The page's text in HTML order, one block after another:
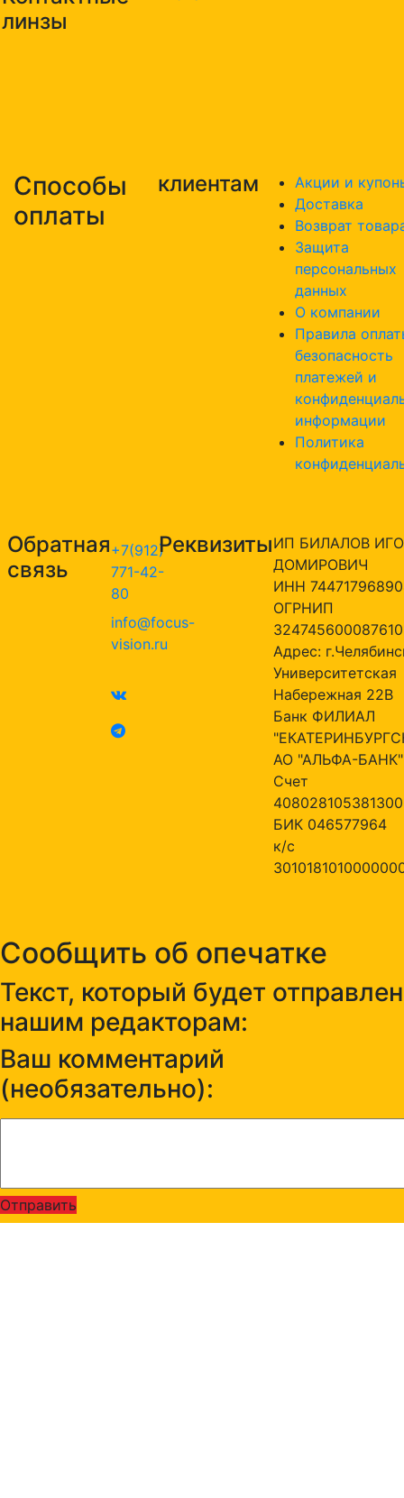
линзы
Способы
оплаты
клиентам
Акции и
Доставка
Возврат
Защита
персональных
данных
О компании
Правила
безопасность
платежей и
информации
Политика
Обратная
связь
+7(912)
771-42-
80
info@focus-
vision.ru
РеквизитыИП БИЛАЛОВ
ДОМИРОВИЧ
ИНН
ОГРНИП
324745600087610
Адрес:
Университетская
Набережная 22В
Банк ФИЛИАЛ
АО "АЛЬФА-БАНК"
Счет
БИК 046577964
к/с
Сообщить об опечатке
Текст, который будет отправлен
нашим редакторам:
Ваш комментарий
(необязательно):
Отправить